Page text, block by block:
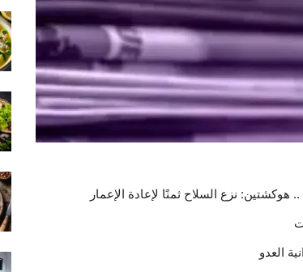
هوكشتين: نزع السلاح ثمنًا لإعادة الإعمار
العدو